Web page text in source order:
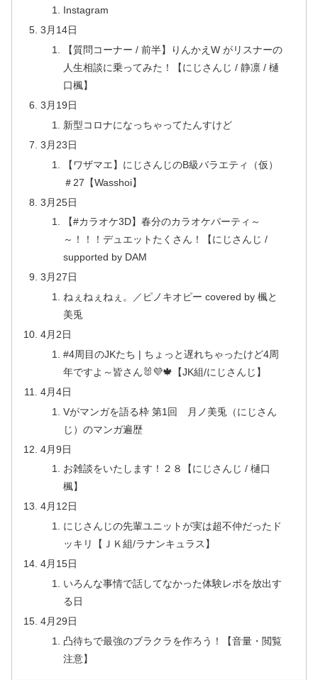
Instagram
3月14日
【質問コーナー / 前半】りんかえW がリスナーの
人生相談に乗ってみた！【にじさんじ / 静凛 / 樋
口楓】
3月19日
新型コロナになっちゃってたんすけど
3月23日
【ワザマエ】にじさんじのB級バラエティ（仮）
＃27【Wasshoi】
3月25日
【#カラオケ3D】春分のカラオケパーティ～
～！！！デュエットたくさん！【にじさんじ /
supported by DAM
3月27日
ねぇねぇねぇ。／ピノキオピー covered by 楓と
美兎
4月2日
#4周目のJKたち | ちょっと遅れちゃったけど4周
年ですよ～皆さん🐰💜🍁【JK組/にじさんじ】
4月4日
Vがマンガを語る枠 第1回 月ノ美兎（にじさん
じ）のマンガ遍歴
4月9日
お雑談をいたします！２８【にじさんじ / 樋口
楓】
4月12日
にじさんじの先輩ユニットが実は超不仲だったド
ッキリ【ＪＫ組/ラナンキュラス】
4月15日
いろんな事情で話してなかった体験レポを放出す
る日
4月29日
凸待ちで最強のブラクラを作ろう！【音量・閲覧
注意】